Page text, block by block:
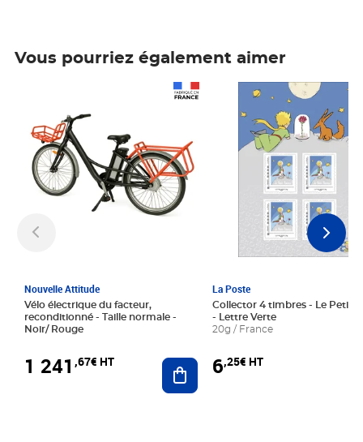
Vous pourriez également aimer
Nouvelle Attitude
Vélo électrique du facteur,
reconditionné - Taille normale -
Noir/ Rouge
1 241 ,67€ HT Ajouter au panier
La Poste
Collector 4 timbres - Le Petit
- Lettre Verte
20g / France
6,25€ HT
Prix 6,25€ HT